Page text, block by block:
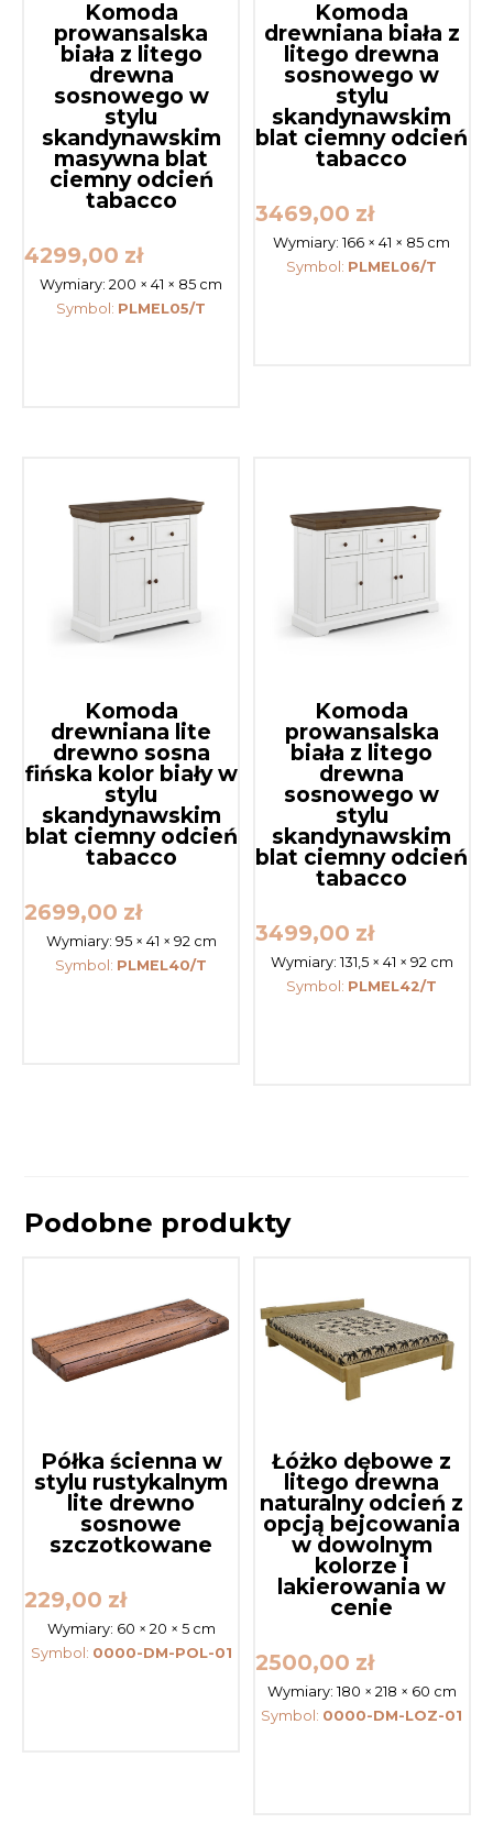
Komoda
prowansalska
biała z litego
drewna
sosnowego w
stylu
skandynawskim
masywna blat
ciemny odcień
tabacco
4299,00 zł
Wymiary:200 × 41 × 85 cm
Symbol: PLMEL05/T
Komoda
drewniana biała z
litego drewna
sosnowego w
stylu
skandynawskim
blat ciemny odcień
tabacco
3469,00 zł
Wymiary:166 × 41 × 85 cm
Symbol: PLMEL06/T
Komoda
drewniana lite
drewno sosna
fińska kolor biały w
stylu
skandynawskim
blat ciemny odcień
tabacco
2699,00 zł
Wymiary: 95 × 41 × 92 cm
Symbol: PLMEL40/T
Komoda
prowansalska
biała z litego
drewna
sosnowego w
stylu
skandynawskim
blat ciemny odcień
tabacco
3499,00 zł
Wymiary: 131,5 × 41 × 92 cm
Symbol: PLMEL42/T
Podobne produkty
Półka ścienna w
stylu rustykalnym
lite drewno
sosnowe
szczotkowane
229,00 zł
Wymiary: 60 × 20 × 5 cm
Symbol: 0000-DM-POL-01
Łóżko dębowe z
litego drewna
naturalny odcień z
opcją bejcowania
w dowolnym
kolorze i
lakierowania w
cenie
2500,00 zł
Wymiary: 180 × 218 × 60 cm
Symbol: 0000-DM-LOZ-01